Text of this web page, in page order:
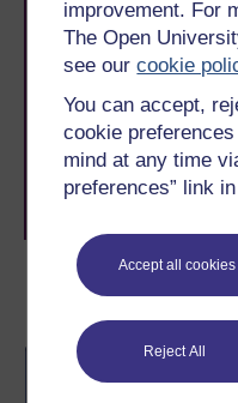
improvement. For
The Open
see ourcookie
You can accept,
cookie
mind at any time
preferences” link
Accept all cookies
Reject All
Dewch yn fyfyriwr
Brifysgol Agored
BA/BSc
degree
Awyddus i gyflawni’ch
ni a byddwch yn
wedi cyflawni eu nodau
Brifysgol Agored.